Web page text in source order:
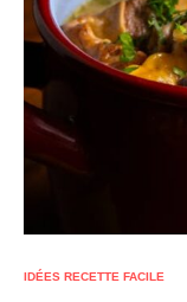
IDÉES RECETTE FACILE